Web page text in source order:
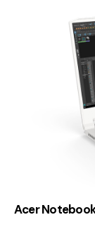
Acer